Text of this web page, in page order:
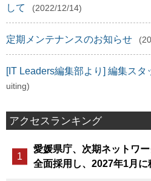
して
(2022/12/14)
定期メンテナンスのお知らせ
[IT Leaders編集部より] 編集ス
uiting)
アクセスランキング
愛媛県庁、次期ネットワ
全面採用し、2027年1月に